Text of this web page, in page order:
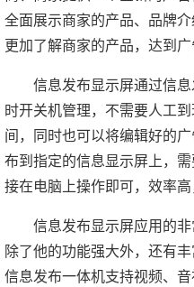
全面展示商家的产品、品牌
更加了解商家的产品，达到广
信息发布显示屏通过信息
时开关机管理，不需要人工
间，同时也可以将编辑好的
布到指定的信息显示屏上，
接在电脑上操作即可，效率
信息发布显示屏应用的非
除了他的功能强大外，还有
信息发布一体机支持视频、